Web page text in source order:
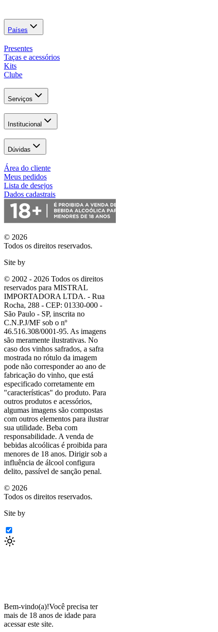
Países
Presentes
Taças e acessórios
Kits
Clube
Serviços
Institucional
Dúvidas
Área do cliente
Meus pedidos
Lista de desejos
Dados cadastrais
© 2026
Todos os direitos reservados.
Site by
© 2002 - 2026 Todos os direitos
reservados para MISTRAL
IMPORTADORA LTDA. - Rua
Rocha, 288 - CEP: 01330-000 -
São Paulo - SP, inscrita no
C.N.P.J/MF sob o nº
46.516.308/0001-95. As imagens
são meramente ilustrativas. No
caso dos vinhos safrados, a safra
mostrada no rótulo da imagem
pode não corresponder ao ano de
fabricação do vinho, que está
especificado corretamente em
"características" do produto. Para
outros produtos e acessórios,
algumas imagens são compostas
com outros elementos para ilustrar
sua utilidade. Beba com
responsabilidade. A venda de
bebidas alcoólicas é proibida para
menores de 18 anos. Dirigir sob a
influência de álcool configura
delito, passível de sanção penal.
© 2026
Todos os direitos reservados.
Site by
Bem-vindo(a)!Você precisa ter
mais de 18 anos de idade para
acessar este site.